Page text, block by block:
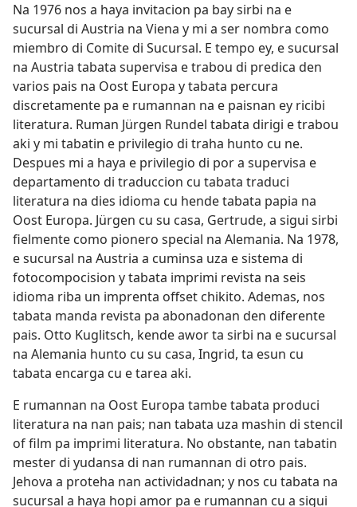
Na 1976 nos a haya invitacion pa bay sirbi na e
sucursal di Austria na Viena y mi a ser nombra como
miembro di Comite di Sucursal. E tempo ey, e sucursal
na Austria tabata supervisa e trabou di predica den
varios pais na Oost Europa y tabata percura
discretamente pa e rumannan na e paisnan ey ricibi
literatura. Ruman Jürgen Rundel tabata dirigi e trabou
aki y mi tabatin e privilegio di traha hunto cu ne.
Despues mi a haya e privilegio di por a supervisa e
departamento di traduccion cu tabata traduci
literatura na dies idioma cu hende tabata papia na
Oost Europa. Jürgen cu su casa, Gertrude, a sigui sirbi
fielmente como pionero special na Alemania. Na 1978,
e sucursal na Austria a cuminsa uza e sistema di
fotocompocision y tabata imprimi revista na seis
idioma riba un imprenta offset chikito. Ademas, nos
tabata manda revista pa abonadonan den diferente
pais. Otto Kuglitsch, kende awor ta sirbi na e sucursal
na Alemania hunto cu su casa, Ingrid, ta esun cu
tabata encarga cu e tarea aki.
E rumannan na Oost Europa tambe tabata produci
literatura na nan pais; nan tabata uza mashin di stencil
of film pa imprimi literatura. No obstante, nan tabatin
mester di yudansa di nan rumannan di otro pais.
Jehova a proteha nan actividadnan; y nos cu tabata na
sucursal a haya hopi amor pa e rumannan cu a sigui